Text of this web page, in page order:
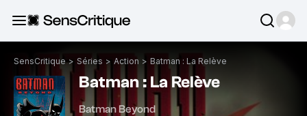
SensCritique > Séries > Action > Batman : La Relève
Batman : La Relève
Batman Beyond